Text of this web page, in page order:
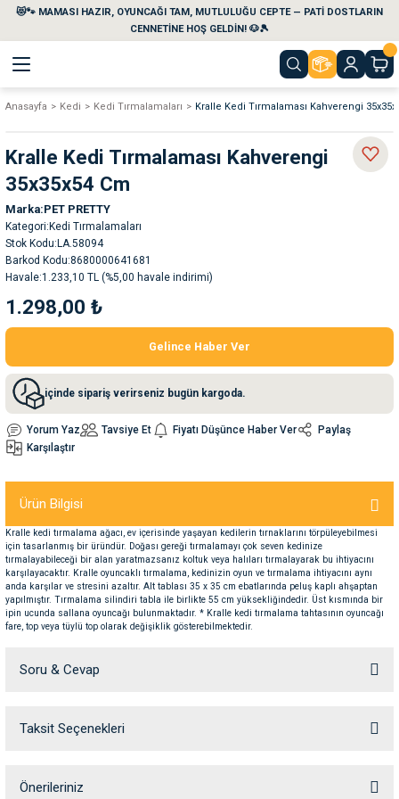
😻🐾 MAMASI HAZIR, OYUNCAĞI TAM, MUTLULUĞU CEPTE — PATİ DOSTLARIN
CENNETİNE HOŞ GELDİN! 🐶🎾
Geri Dön
Geri Dön
Temizlik Ürünleri
Su Kabları
Kemikleri
Geri Dön
Geri Dön
Geri Dön
Geri Dön
Anasayfa Kedi Kedi Tırmalamaları Kralle Kedi Tırmalaması Kahverengi
Kralle Kedi Tırmalaması Kahverengi
35x35x54 Cm
Marka PET PRETTY
Kategori Kedi Tırmalamaları
Stok Kodu LA.58094
Barkod Kodu 8680000641681
Havale 1.233,10 TL (%5,00 havale indirimi)
1.298,00 ₺
Gelince Haber Ver
içinde sipariş verirseniz bugün kargoda.
Yorum Yaz Tavsiye Et Fiyatı Düşünce Haber Ver
Paylaş
Karşılaştır
Ürün Bilgisi
Kralle kedi tırmalama ağacı, ev içerisinde yaşayan kedilerin tırnaklarını törpüleyebilmesi
için tasarlanmış bir üründür. Doğası gereği tırmalamayı çok seven kedinize
tırmalayabileceği bir alan yaratmazsanız koltuk veya halıları tırmalayarak bu ihtiyacını
karşılayacaktır. Kralle oyuncaklı tırmalama, kedinizin oyun ve tırmalama ihtiyacını aynı
anda karşılar ve stresini azaltır. Alt tablası 35 x 35 cm ebatlarında peluş kaplı ahşaptan
yapılmıştır. Tırmalama silindiri tabla ile birlikte 55 cm yüksekliğindedir. Üst kısmında bir
ipin ucunda sallana oyuncağı bulunmaktadır. * Kralle kedi tırmalama tahtasının oyuncağı
fare, top veya tüylü top olarak değişiklik gösterebilmektedir.
Soru & Cevap
Ürün hakkında henüz soru sorulmamış.
Taksit Seçenekleri
Önerileriniz